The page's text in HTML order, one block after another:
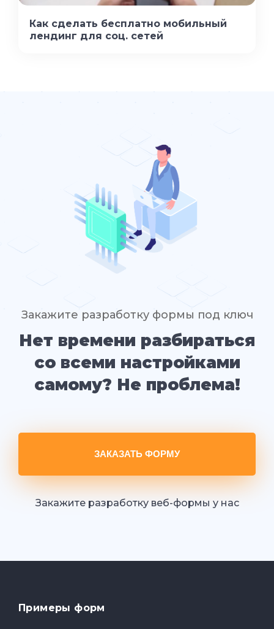
Как сделать бесплатно мобильный
лендинг для соц. сетей
Закажите разработку формы под ключ
Нет времени разбираться
со всеми настройками
самому? Не проблема!
ЗАКАЗАТЬ ФОРМУ
Закажите разработку веб-формы у нас
Примеры форм